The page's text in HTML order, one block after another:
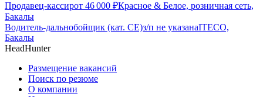
Продавец-кассирот 46 000 ₽Красное & Белое, розничная сеть,
Бакалы
Водитель-дальнобойщик (кат. CE)з/п не указанаITECO,
Бакалы
HeadHunter
Размещение вакансий
Поиск по резюме
О компании